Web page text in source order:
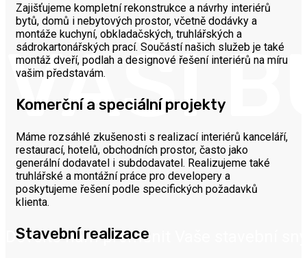
VAŠÍ
Dovolte nám proměnit Vaše stavební
Zajišťujeme kompletní rekonstrukce a návrhy interiérů
bytů, domů i nebytových prostor, včetně dodávky a
montáže kuchyní, obkladačských, truhlářských a
sádrokartonářských prací. Součástí našich služeb je také
montáž dveří, podlah a designové řešení interiérů na míru
vašim představám.
Komerční a speciální projekty
Máme rozsáhlé zkušenosti s realizací interiérů kanceláří,
restaurací, hotelů, obchodních prostor, často jako
generální dodavatel i subdodavatel. Realizujeme také
truhlářské a montážní práce pro developery a
poskytujeme řešení podle specifických požadavků
klienta.
Stavební realizace